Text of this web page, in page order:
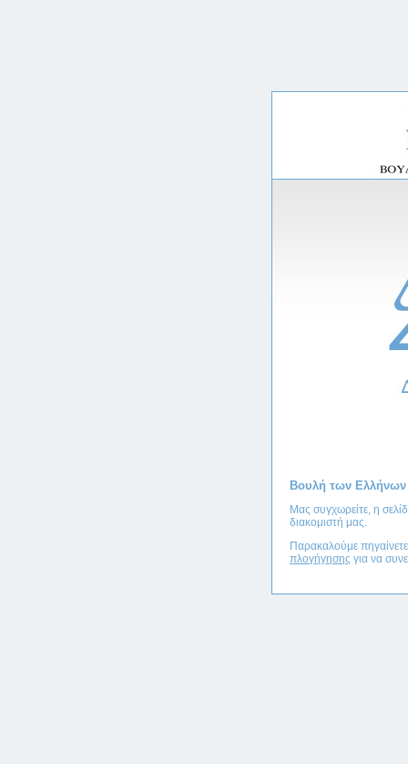
Βουλή των Ελλήνων
Μας συγχωρείτε, η
διακομιστή μας.
Παρακαλούμε
πλογήγησης για να